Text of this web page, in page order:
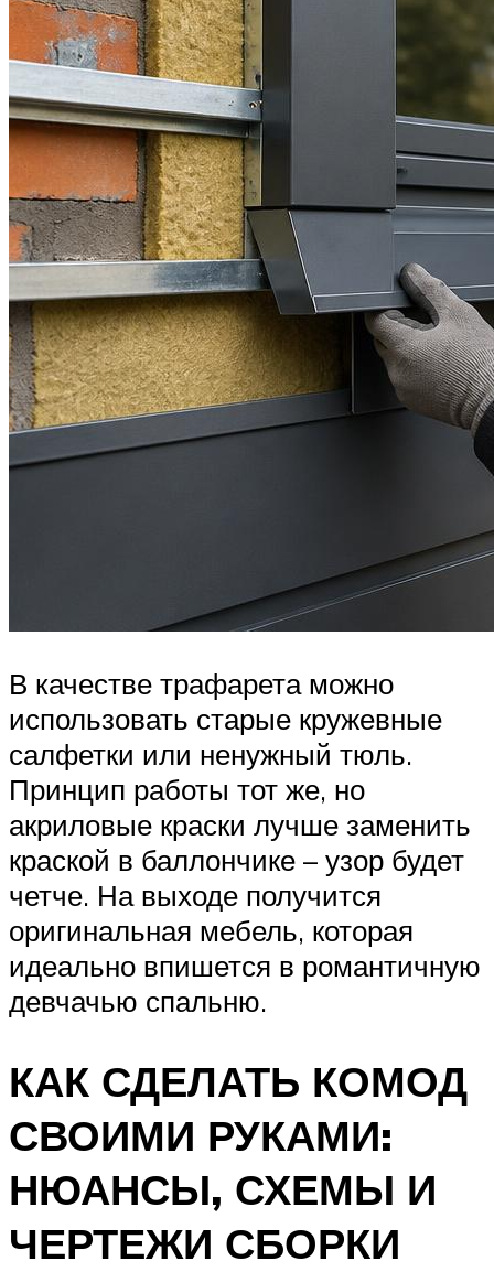
В качестве трафарета можно
использовать старые кружевные
салфетки или ненужный тюль.
Принцип работы тот же, но
акриловые краски лучше заменить
краской в баллончике – узор будет
четче. На выходе получится
оригинальная мебель, которая
идеально впишется в романтичную
девчачью спальню.
КАК СДЕЛАТЬ КОМОД
СВОИМИ РУКАМИ:
НЮАНСЫ, СХЕМЫ И
ЧЕРТЕЖИ СБОРКИ